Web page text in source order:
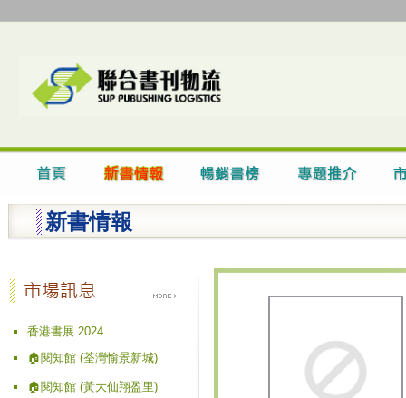
新書情報
香港書展 2024
🏠閱知館 (荃灣愉景新城)
🏠閱知館 (黃大仙翔盈里)